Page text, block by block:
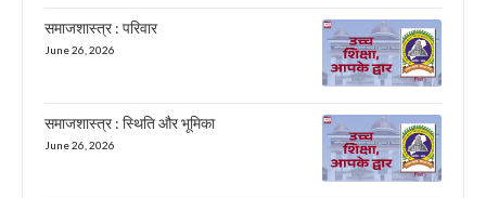
समाजशास्त्र : परिवार
June 26, 2026
समाजशास्त्र : स्थिति और भूमिका
June 26, 2026